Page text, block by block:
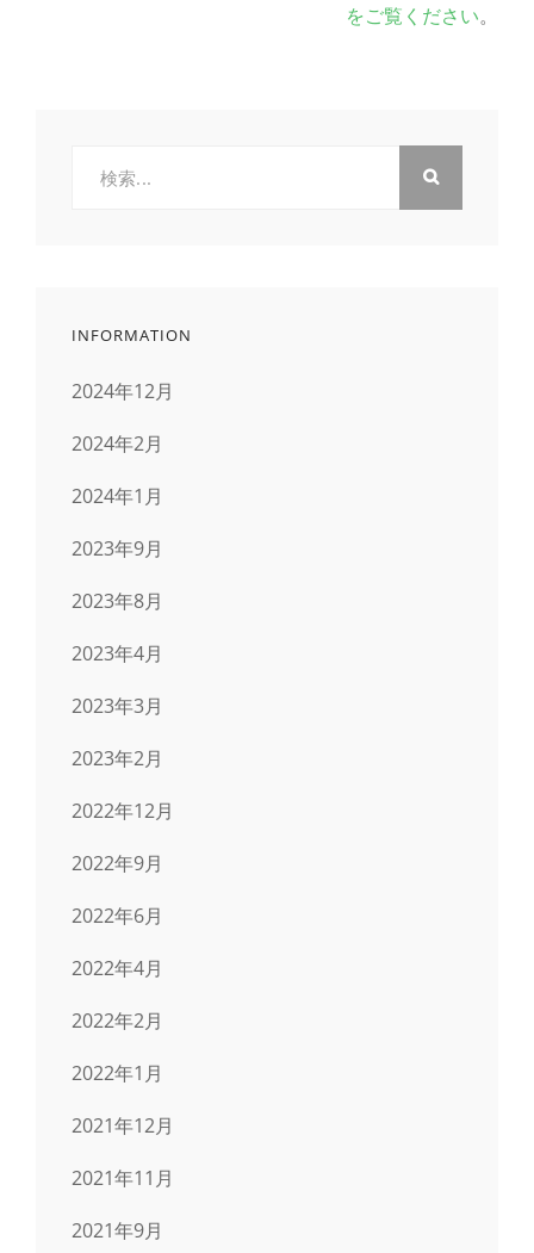
をご覧ください。
INFORMATION
2024年12月
2024年2月
2024年1月
2023年9月
2023年8月
2023年4月
2023年3月
2023年2月
2022年12月
2022年9月
2022年6月
2022年4月
2022年2月
2022年1月
2021年12月
2021年11月
2021年9月